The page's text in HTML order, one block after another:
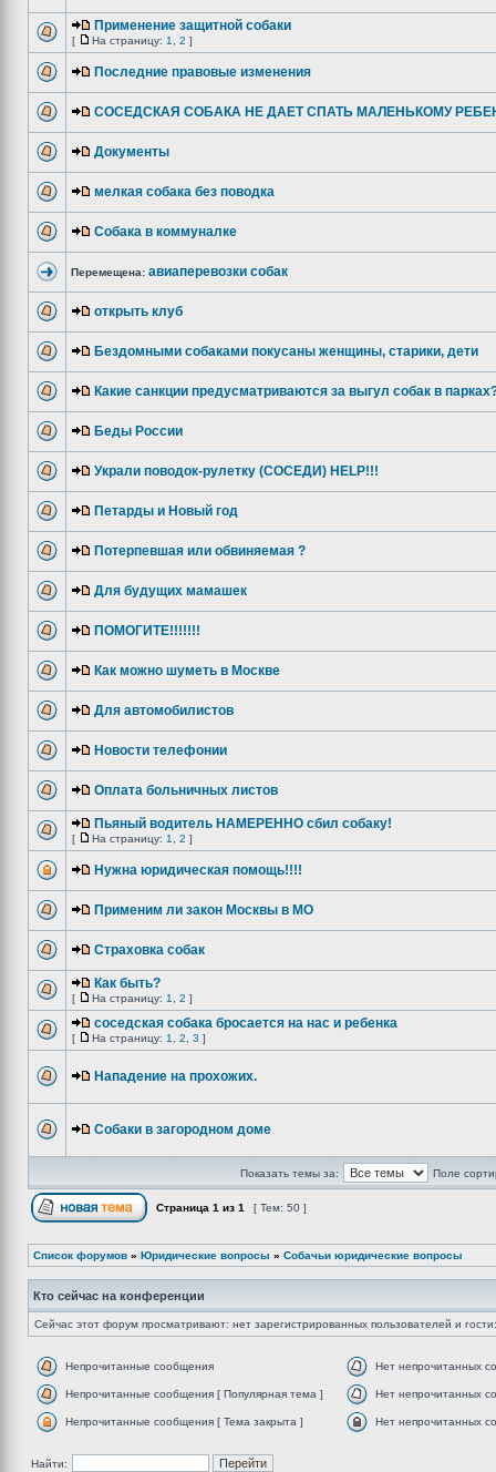
Применение защитной собаки
[ На страницу: 1 2 ]
Последние правовые изменения
СОСЕДСКАЯ СОБАКА НЕ ДАЕТ СПАТЬ МАЛЕНЬКОМУ
Документы
мелкая собака без поводка
Собака в коммуналке
Перемещена: авиаперевозки собак
открыть клуб
Бездомными собаками покусаны женщины, старики, дети
Какие санкции предусматриваются за выгул собак в
Беды России
Украли поводок-рулетку (СОСЕДИ) HELP!!!
Петарды и Новый год
Потерпевшая или обвиняемая ?
Для будущих мамашек
ПОМОГИТЕ!!!!!!!
Как можно шуметь в Москве
Для автомобилистов
Новости телефонии
Оплата больничных листов
Пьяный водитель НАМЕРЕННО сбил собаку!
[ На страницу: 1 2 ]
Нужна юридическая помощь!!!!
Применим ли закон Москвы в МО
Страховка собак
Как быть?
[ На страницу: 1 2 ]
соседская собака бросается на нас и ребенка
[ На страницу: 1 2 3 ]
Нападение на прохожих.
Собаки в загородном доме
Показать темы за: Поле
Страница 1 из 1 [ Тем: 50 ]
Список форумов » Юридические вопросы » Собачьи юридические вопросы
Кто сейчас на конференции
Сейчас этот форум просматривают: нет зарегистрированных пользователей и
Непрочитанные сообщения Нет непрочитанных
Непрочитанные сообщения [ Популярная тема ] Нет непрочитанных
Непрочитанные сообщения [ Тема закрыта ] Нет непрочитанных
Найти: